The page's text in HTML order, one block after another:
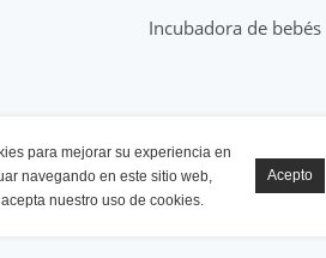
para mejorar su experiencia en
navegando en este sitio web,
nuestro uso de cookies.
Incubadora de bebés
X YSENMED
médicos YSENMED, todos los